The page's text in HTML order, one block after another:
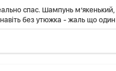
спас. Шампунь
без утюжка - жаль що один